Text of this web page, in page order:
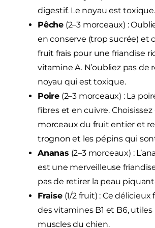
digestif. Le noyau est toxique.
Pêche (2–3 morceaux) :
en conserve (trop sucrée) et
fruit frais pour une friandise
vitamine A. N’oubliez pas de
noyau qui est toxique.
Poire (2–3 morceaux) : La
fibres et en cuivre. Choisissez
morceaux du fruit entier et
trognon et les pépins qui
Ananas (2–3 morceaux) :
est une merveilleuse
pas de retirer la peau
Fraise(1/2 fruit) : Ce
des vitamines B1 et B6, utiles
muscles du chien.